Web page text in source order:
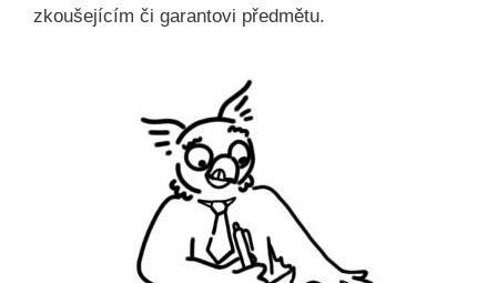
zkoušejícím či garantovi předmětu.